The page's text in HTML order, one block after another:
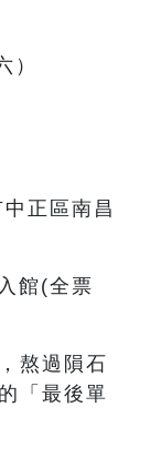
）
正區南昌
館(全票
熬過隕石
「最後單